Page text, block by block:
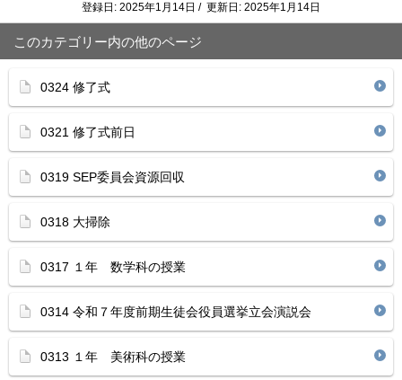
登録日: 2025年1月14日 / 更新日: 2025年1月14日
このカテゴリー内の他のページ
0324 修了式
0321 修了式前日
0319 SEP委員会資源回収
0318 大掃除
0317 １年 数学科の授業
0314 令和７年度前期生徒会役員選挙立会演説会
0313 １年 美術科の授業